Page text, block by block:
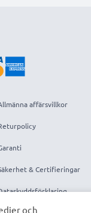
affärsvillkor
& Certifieringar
och